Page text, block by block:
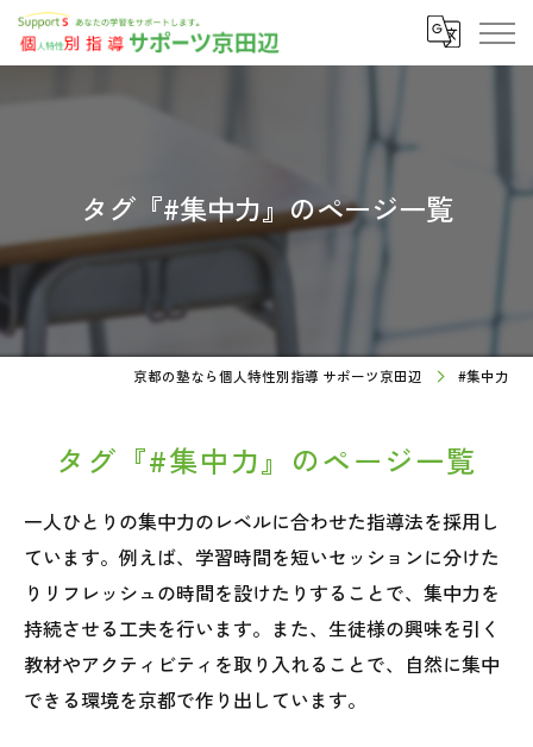
タグ『#集中力』のページ一覧
京都の塾なら個人特性別指導 サポーツ京田辺 #集中力
タグ『#集中力』のページ一覧
一人ひとりの集中力のレベルに合わせた指導法を採用し
ています。例えば、学習時間を短いセッションに分けた
りリフレッシュの時間を設けたりすることで、集中力を
持続させる工夫を行います。また、生徒様の興味を引く
教材やアクティビティを取り入れることで、自然に集中
できる環境を京都で作り出しています。